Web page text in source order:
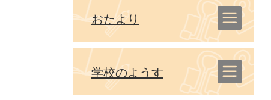
おたより
学校のようす